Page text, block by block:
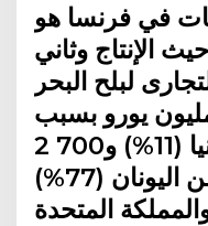
في فرنسا هو
الإنتاج وثاني
لبلح البحر
وقد بلغ 60 مليون يورو بسبب
الكميات الكبيرة وأسبانيا (11%) و700 2
طن من القاروص من اليونان (77%)